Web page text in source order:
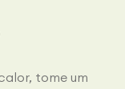
tome um